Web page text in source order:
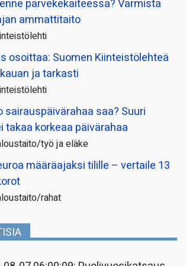
parvekekaiteessa? Varmista
ammattitaito
osoittaa: Suomen Kiinteistölehteä
ja tarkasti
sairauspäivä­rahaa saa? Suuri
takaa korkeaa päivärahaa
työ ja eläke
määräajaksi tilille – vertaile 13
rahat